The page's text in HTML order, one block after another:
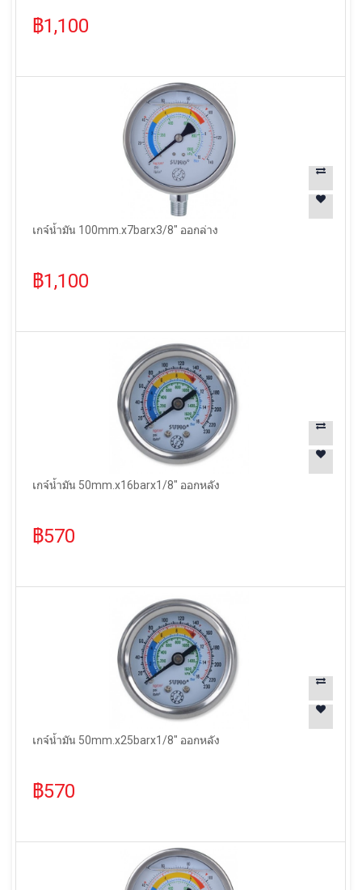
฿1,100
เกจ์น้ำมัน 100mm.x7barx3/8" ออกล่าง
฿1,100
เกจ์น้ำมัน 50mm.x16barx1/8" ออกหลัง
฿570
เกจ์น้ำมัน 50mm.x25barx1/8" ออกหลัง
฿570